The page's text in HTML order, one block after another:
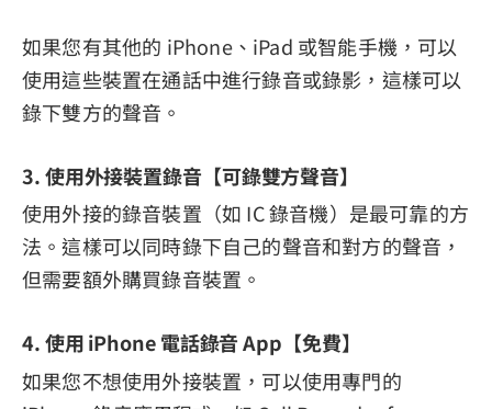
如果您有其他的 iPhone、iPad 或智能手機，可以
使用這些裝置在通話中進行錄音或錄影，這樣可以
錄下雙方的聲音。
3. 使用外接裝置錄音【可錄雙方聲音】
使用外接的錄音裝置（如 IC 錄音機）是最可靠的方
法。這樣可以同時錄下自己的聲音和對方的聲音，
但需要額外購買錄音裝置。
4. 使用 iPhone 電話錄音 App【免費】
如果您不想使用外接裝置，可以使用專門的